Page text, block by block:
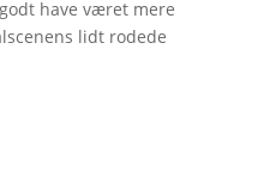
have været mere
lidt rodede